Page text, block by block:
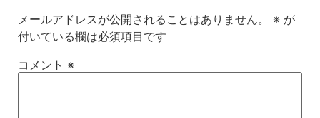
メールアドレスが公開されることはありません。 ※ が
付いている欄は必須項目です
コメント ※